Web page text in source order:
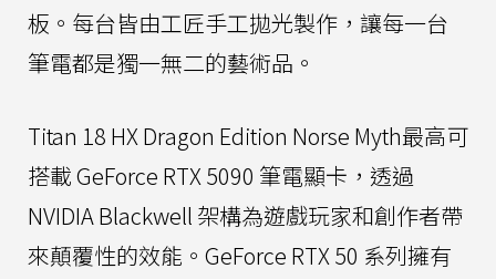
板。每台皆由工匠手工拋光製作，讓每一台
筆電都是獨一無二的藝術品。
Titan 18 HX Dragon Edition Norse Myth最高可
搭載 GeForce RTX 5090 筆電顯卡，透過
NVIDIA Blackwell 架構為遊戲玩家和創作者帶
來顛覆性的效能。GeForce RTX 50 系列擁有